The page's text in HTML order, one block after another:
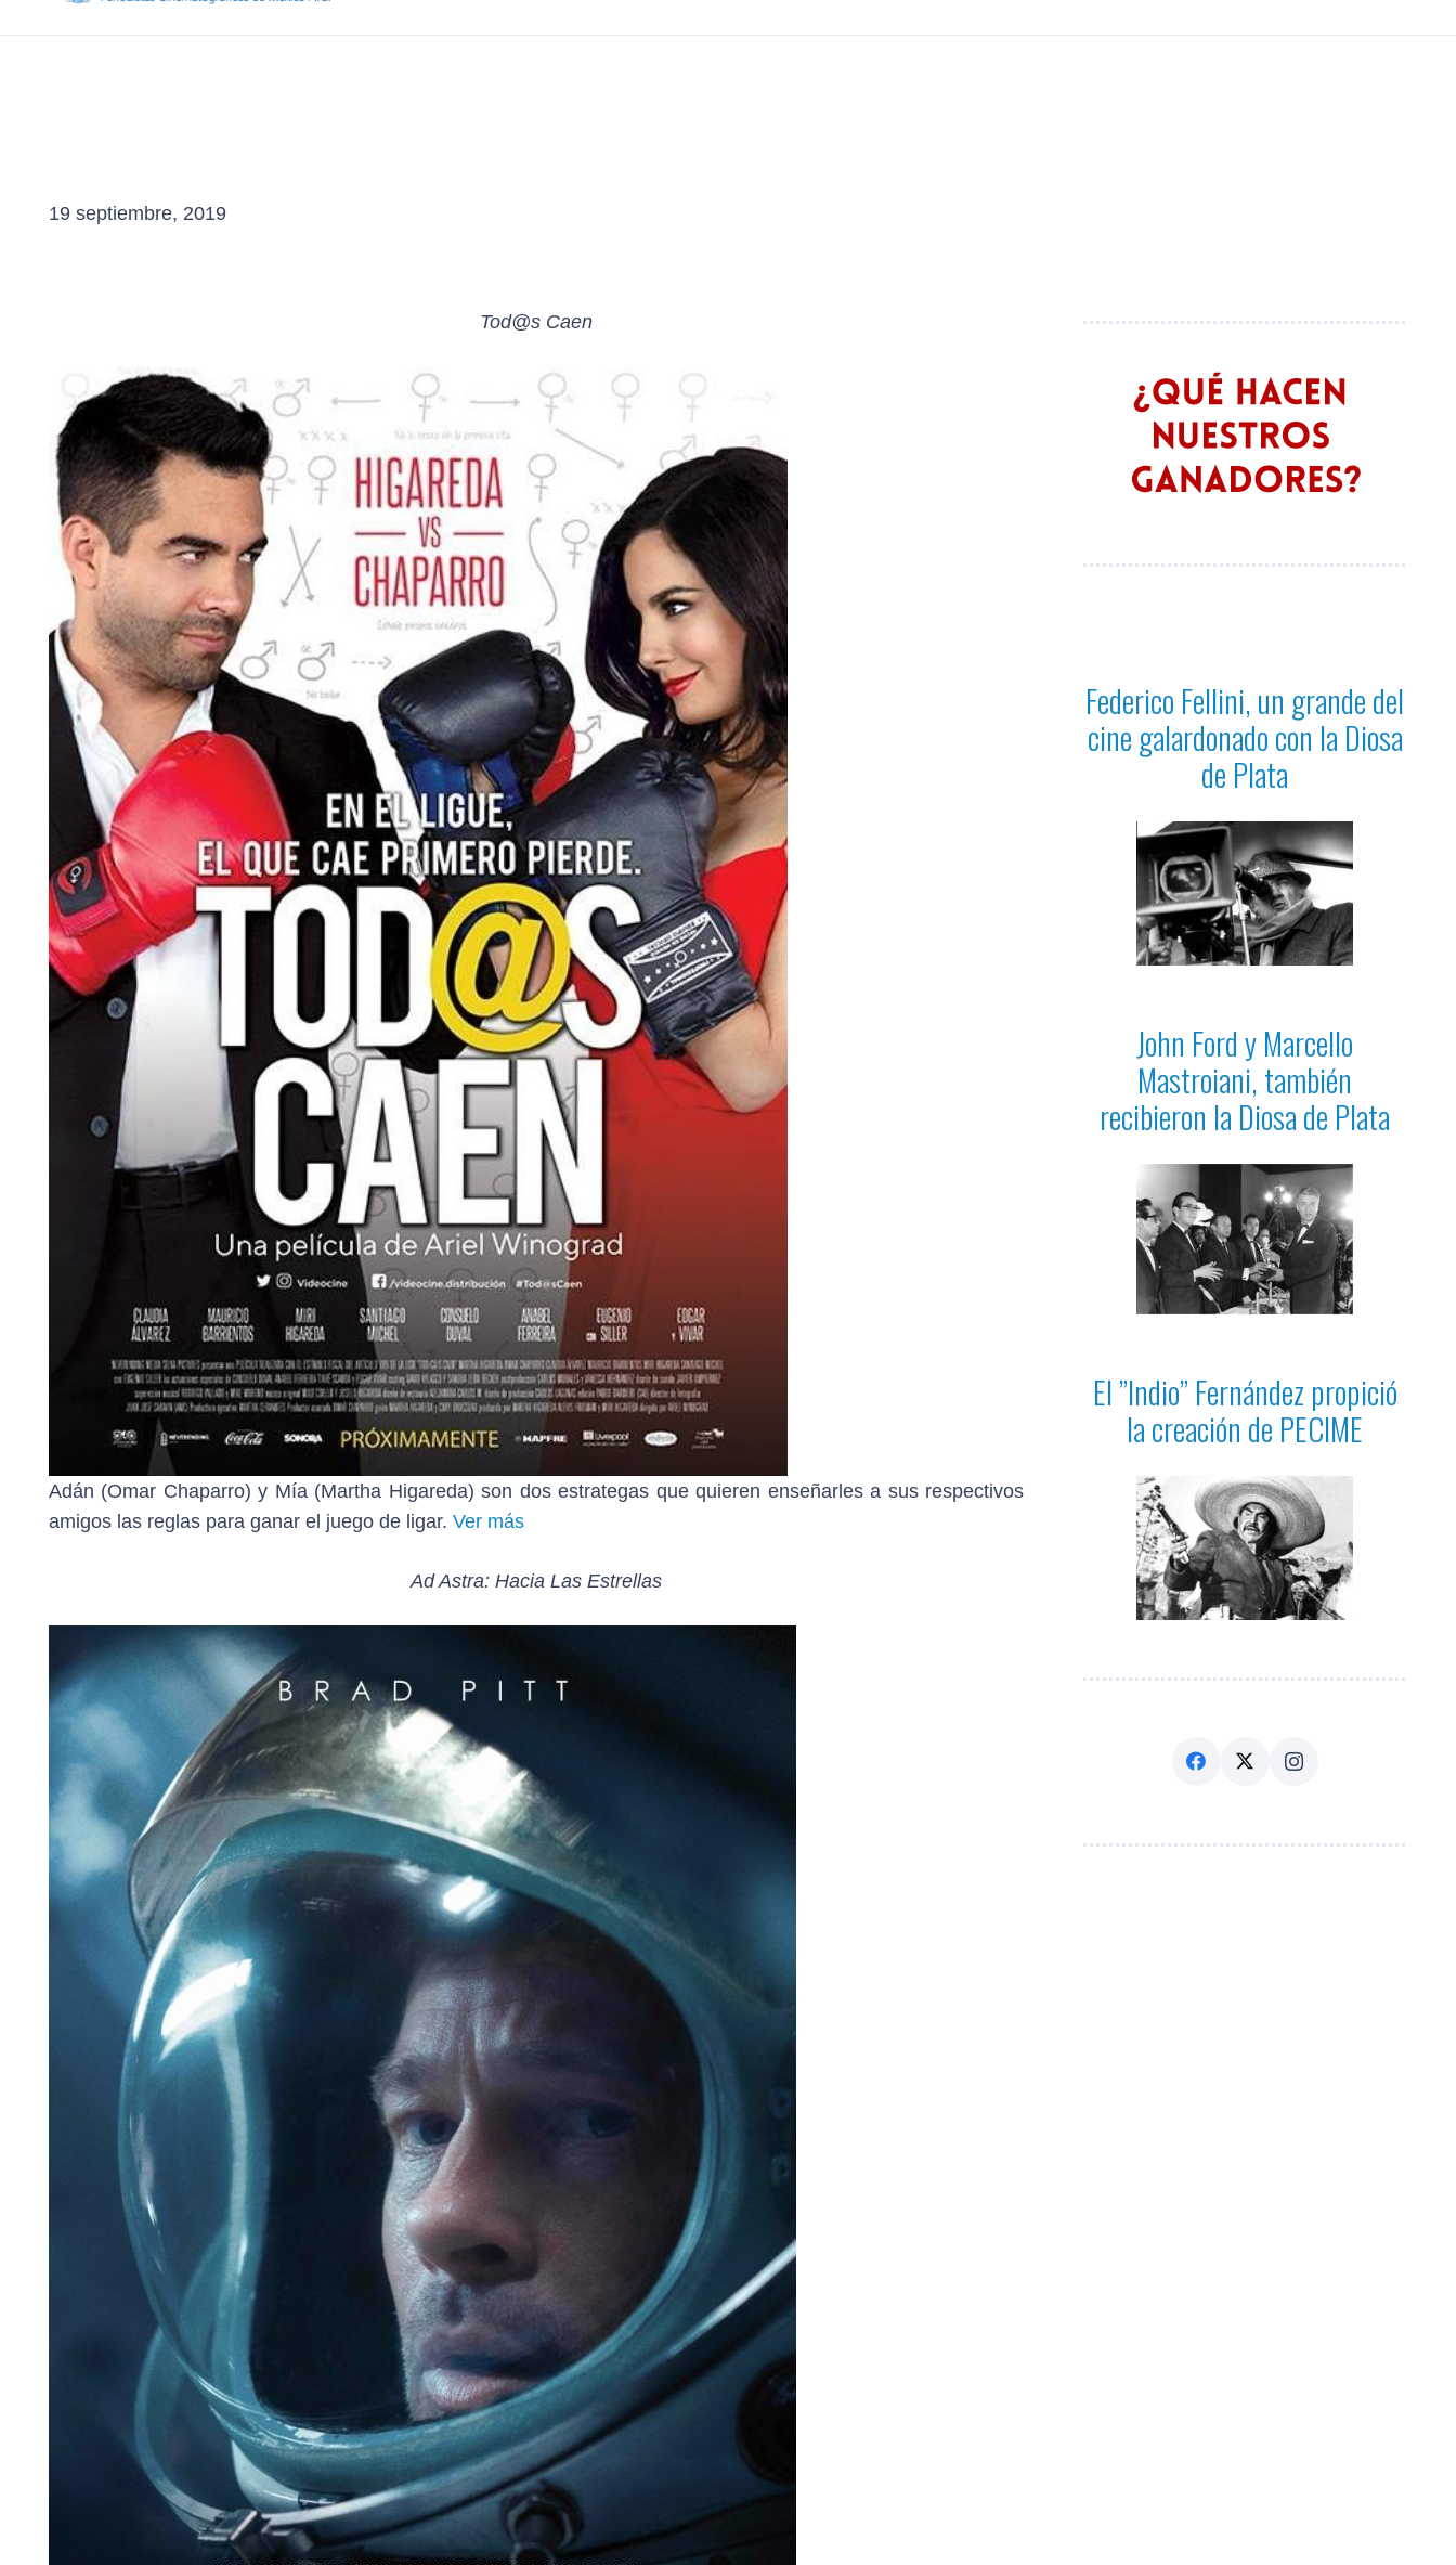
19 septiembre, 2019
Tod@s Caen
Adán (Omar Chaparro) y Mía (Martha Higareda) son dos estrategas que quieren enseñarles a sus respectivos
amigos las reglas para ganar el juego de ligar. Ver más
Ad Astra: Hacia Las Estrellas
Federico Fellini, un grande del
cine galardonado con la Diosa
de Plata
John Ford y Marcello
Mastroiani, también
recibieron la Diosa de Plata
El ”Indio” Fernández propició
la creación de PECIME